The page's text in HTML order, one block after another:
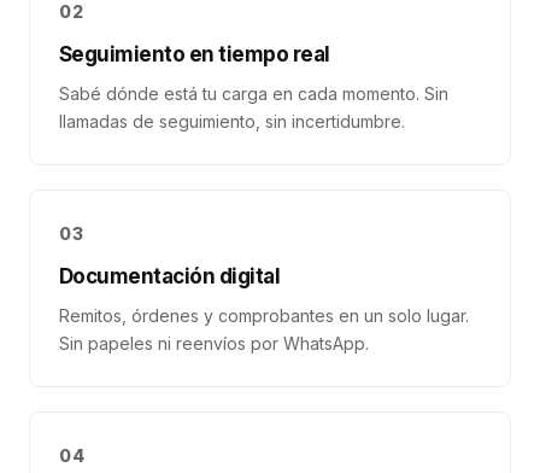
02
Seguimiento en tiempo real
Sabé dónde está tu carga en cada momento. Sin
llamadas de seguimiento, sin incertidumbre.
03
Documentación digital
Remitos, órdenes y comprobantes en un solo lugar.
Sin papeles ni reenvíos por WhatsApp.
04